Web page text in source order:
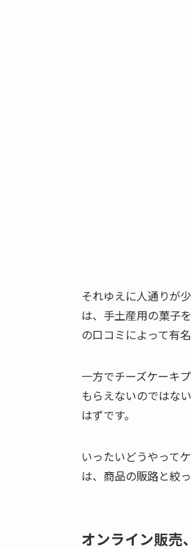
それゆえに人通りが
は、手土産用の菓子
の口コミによって有
一方でチーズケーキ
もらえないのではな
はずです。
いったいどうやって
は、商品の販路と絞
オンライン販売